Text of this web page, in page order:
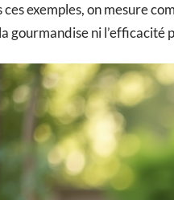
exemples, on mesure
gourmandise ni l’efficacité